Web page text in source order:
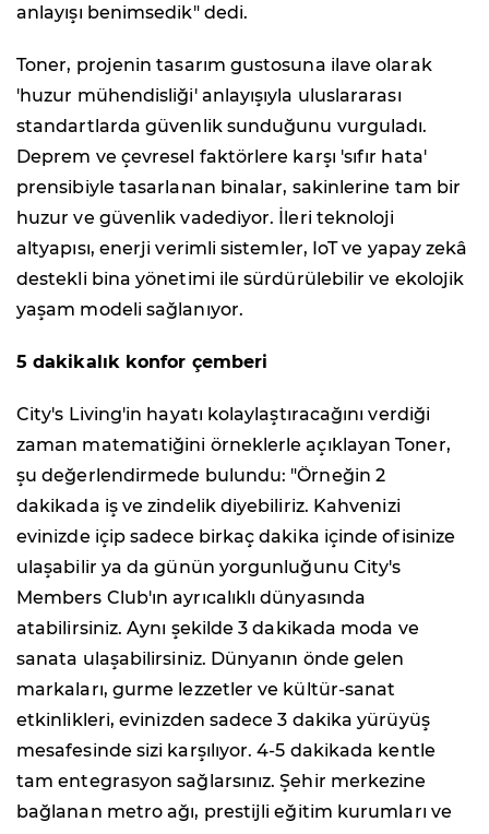
anlayışı benimsedik" dedi.
Toner, projenin tasarım gustosuna ilave olarak
'huzur mühendisliği' anlayışıyla uluslararası
standartlarda güvenlik sunduğunu vurguladı.
Deprem ve çevresel faktörlere karşı 'sıfır hata'
prensibiyle tasarlanan binalar, sakinlerine tam bir
huzur ve güvenlik vadediyor. İleri teknoloji
altyapısı, enerji verimli sistemler, IoT ve yapay zekâ
destekli bina yönetimi ile sürdürülebilir ve ekolojik
yaşam modeli sağlanıyor.
5 dakikalık konfor çemberi
City's Living'in hayatı kolaylaştıracağını verdiği
zaman matematiğini örneklerle açıklayan Toner,
şu değerlendirmede bulundu: "Örneğin 2
dakikada iş ve zindelik diyebiliriz. Kahvenizi
evinizde içip sadece birkaç dakika içinde ofisinize
ulaşabilir ya da günün yorgunluğunu City's
Members Club'ın ayrıcalıklı dünyasında
atabilirsiniz. Aynı şekilde 3 dakikada moda ve
sanata ulaşabilirsiniz. Dünyanın önde gelen
markaları, gurme lezzetler ve kültür-sanat
etkinlikleri, evinizden sadece 3 dakika yürüyüş
mesafesinde sizi karşılıyor. 4-5 dakikada kentle
tam entegrasyon sağlarsınız. Şehir merkezine
bağlanan metro ağı, prestijli eğitim kurumları ve